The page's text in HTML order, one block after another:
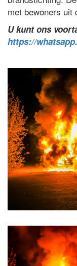
met bewoners uit
U kunt ons
https://